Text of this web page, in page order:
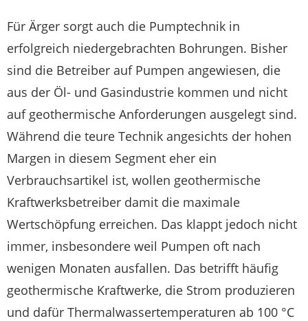
Für Ärger sorgt auch die Pumptechnik in
erfolgreich niedergebrachten Bohrungen. Bisher
sind die Betreiber auf Pumpen angewiesen, die
aus der Öl- und Gasindustrie kommen und nicht
auf geothermische Anforderungen ausgelegt sind.
Während die teure Technik angesichts der hohen
Margen in diesem Segment eher ein
Verbrauchsartikel ist, wollen geothermische
Kraftwerksbetreiber damit die maximale
Wertschöpfung erreichen. Das klappt jedoch nicht
immer, insbesondere weil Pumpen oft nach
wenigen Monaten ausfallen. Das betrifft häufig
geothermische Kraftwerke, die Strom produzieren
und dafür Thermalwassertemperaturen ab 100 °C